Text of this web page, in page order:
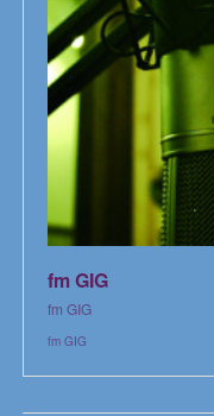
fm GIG
fm GIG
fm GIG